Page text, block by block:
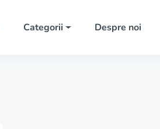
Categorii Despre noi